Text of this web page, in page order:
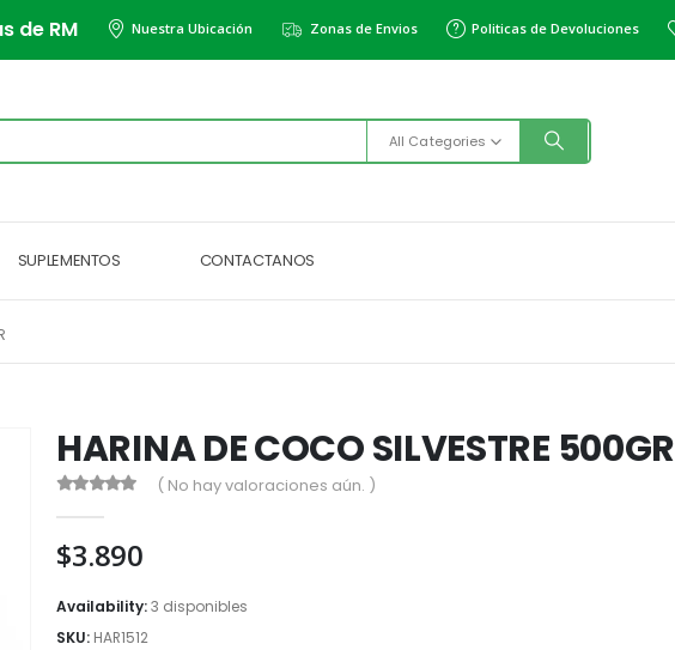
de RM Nuestra Ubicación Zonas de Envios Politicas de Devoluciones
All Categories
SUPLEMENTOS CONTACTANOS
HARINA DE COCO SILVESTRE 500GR
( No hay valoraciones aún. )
$3.890
Availability:3 disponibles
SKU: HAR1512